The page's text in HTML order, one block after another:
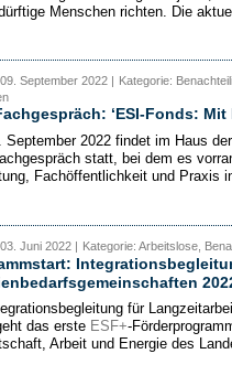
Menschen richten. Die
September 2022 |
Kategorie:
‘ESI-Fonds:
September 2022 findet im Haus
statt, bei dem es
Fachöffentlichkeit und Praxis
Juni 2022 | Kategorie: Arbeitslose,
für
das erste ESF+-
Arbeit und Energie des